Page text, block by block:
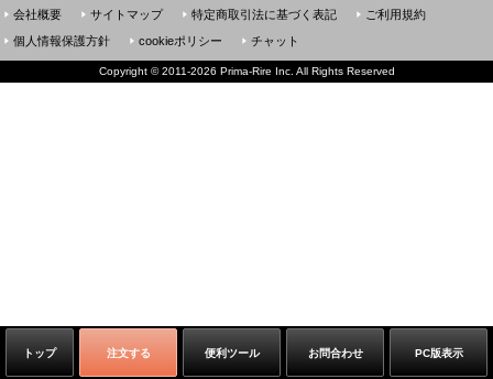
トップ 注文する 便利ツール お問合わせ PC版表示
会社概要 サイトマップ 特定商取引法に基づく表記
ご利用規約
個人情報保護方針
cookieポリシー チャット
Copyright ©2011-2026 Prima-Rire Inc. All Rights Reserved